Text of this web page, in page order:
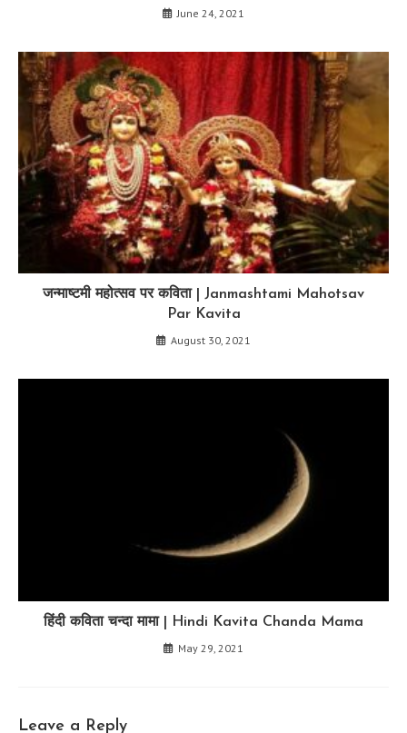
June 24, 2021
जन्माष्टमी महोत्सव पर कविता | Janmashtami Mahotsav
Par Kavita
August 30, 2021
हिंदी कविता चन्दा मामा | Hindi Kavita Chanda Mama
May 29, 2021
Leave a Reply